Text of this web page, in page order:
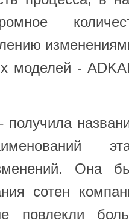
моделей -
Она
сотен
повлекли